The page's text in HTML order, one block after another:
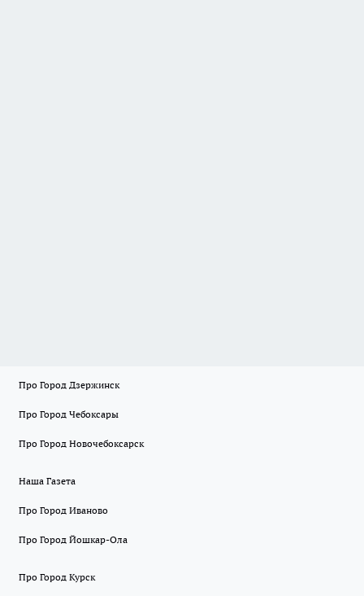
Про Город Дзержинск
Про Город Чебоксары
Про Город Новочебоксарск
Наша Газета
Про Город Иваново
Про Город Йошкар-Ола
Про Город Курск